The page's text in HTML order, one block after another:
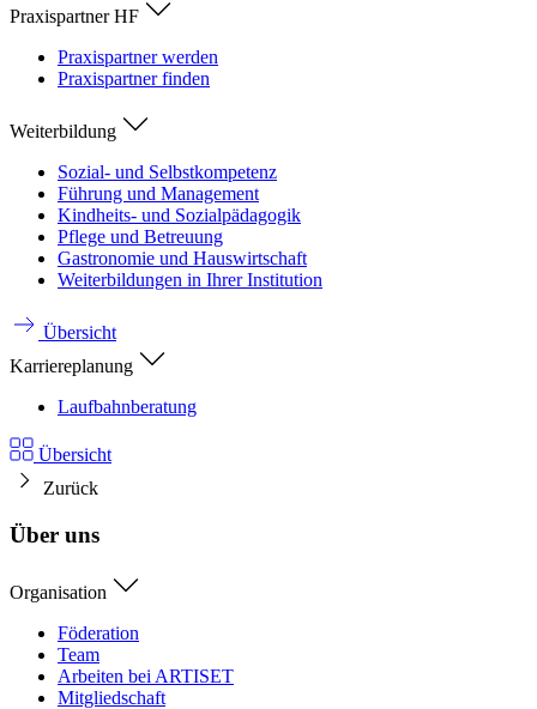
Praxispartner HF
Praxispartner werden
Praxispartner finden
Weiterbildung
Sozial- und Selbstkompetenz
Führung und Management
Kindheits- und Sozialpädagogik
Pflege und Betreuung
Gastronomie und Hauswirtschaft
Weiterbildungen in Ihrer Institution
Übersicht
Karriereplanung
Laufbahnberatung
Übersicht
Zurück
Über uns
Organisation
Föderation
Team
Arbeiten bei ARTISET
Mitgliedschaft